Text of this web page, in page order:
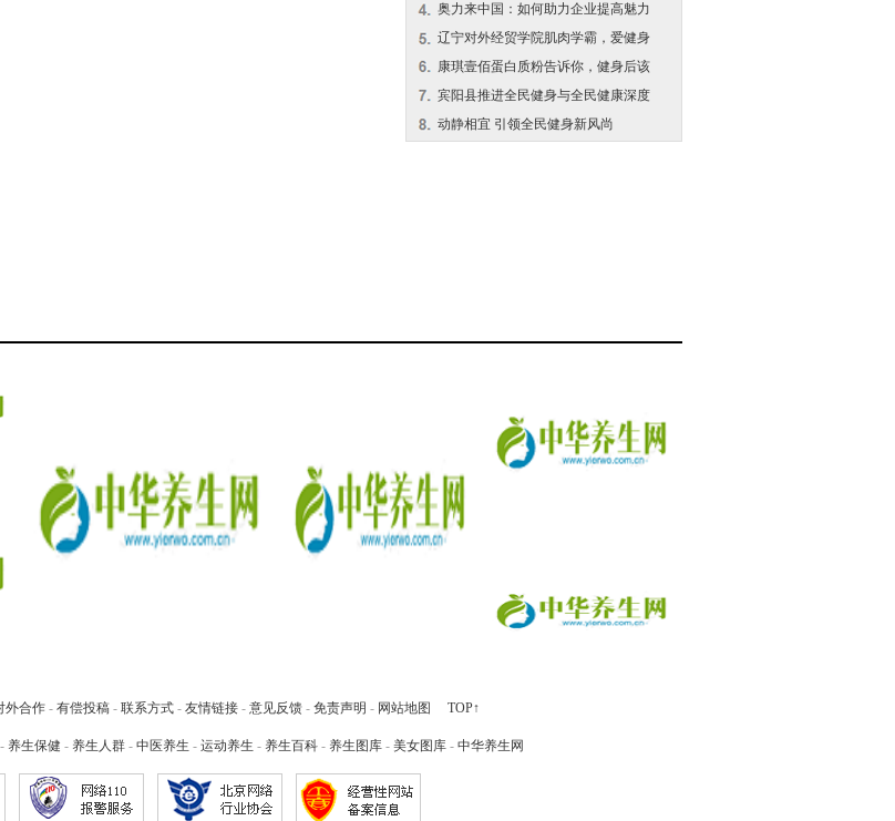
祝你一臂之力
奥力来中国：如何助力企业提高魅力
值？
辽宁对外经贸学院肌肉学霸，爱健身
的95后，现如今成健美运动员
康琪壹佰蛋白质粉告诉你，健身后该
不该吃东西？
宾阳县推进全民健身与全民健康深度
融合
动静相宜 引领全民健身新风尚
外合作- 有偿投稿- 联系方式- 友情链接- 意见反馈- 免责声明 - 网站地图 TOP↑
- 养生保健 - 养生人群 - 中医养生 - 运动养生 - 养生百科 - 养生图库 - 美女图库 - 中华养生网